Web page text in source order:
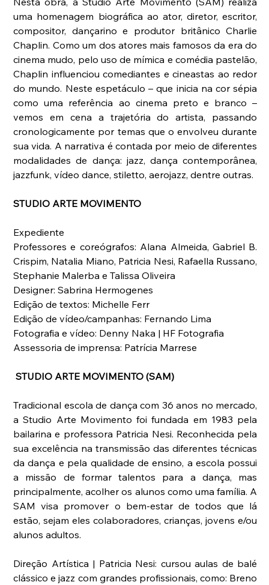
uma homenagem biográfica ao ator, diretor, escritor,
compositor, dançarino e produtor britânico Charlie
Chaplin. Como um dos atores mais famosos da era do
cinema mudo, pelo uso de mímica e comédia pastelão,
Chaplin influenciou comediantes e cineastas ao redor
do mundo. Neste espetáculo – que inicia na cor sépia
como uma referência ao cinema preto e branco –
vemos em cena a trajetória do artista, passando
cronologicamente por temas que o envolveu durante
sua vida. A narrativa é contada por meio de diferentes
modalidades de dança: jazz, dança contemporânea,
jazzfunk, vídeo dance, stiletto, aerojazz, dentre outras.
STUDIO ARTE MOVIMENTO
Expediente
Professores e coreógrafos: Alana Almeida, Gabriel B.
Crispim, Natalia Miano, Patricia Nesi, Rafaella Russano,
Stephanie Malerba e Talissa Oliveira
Designer: Sabrina Hermogenes
Edição de textos: Michelle Ferr
Edição de vídeo/campanhas: Fernando Lima
Fotografia e vídeo: Denny Naka | HF Fotografia
Assessoria de imprensa: Patrícia Marrese
STUDIO ARTE MOVIMENTO (SAM)
Tradicional escola de dança com 36 anos no mercado,
a Studio Arte Movimento foi fundada em 1983 pela
bailarina e professora Patricia Nesi. Reconhecida pela
sua excelência na transmissão das diferentes técnicas
da dança e pela qualidade de ensino, a escola possui
a missão de formar talentos para a dança, mas
principalmente, acolher os alunos como uma família. A
SAM visa promover o bem-estar de todos que lá
estão, sejam eles colaboradores, crianças, jovens e/ou
alunos adultos.
Direção Artística | Patricia Nesi: cursou aulas de balé
clássico e jazz com grandes profissionais, como: Breno